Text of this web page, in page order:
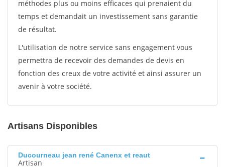
méthodes plus ou moins efficaces qui prenaient du
temps et demandait un investissement sans garantie
de résultat.
L'utilisation de notre service sans engagement vous
permettra de recevoir des demandes de devis en
fonction des creux de votre activité et ainsi assurer un
avenir à votre société.
Artisans Disponibles
Ducourneau jean rené Canenx et reaut
Artisan